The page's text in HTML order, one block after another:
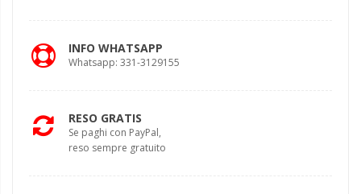
INFO WHATSAPP
Whatsapp: 331-3129155
RESO GRATIS
Se paghi con PayPal,
reso sempre gratuito